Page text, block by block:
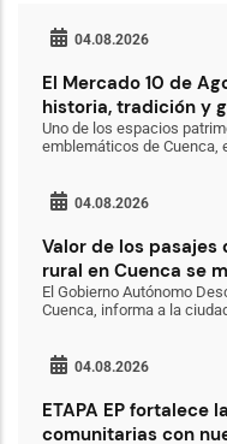
04.08.2026
El Mercado 10 de
historia, tradición y
Uno de los espacios
emblemáticos de Cuenca,
04.08.2026
Valor de los
rural en Cuenca se
El Gobierno Autónomo
Cuenca, informa a la
04.08.2026
ETAPA EP fortalece
comunitarias con